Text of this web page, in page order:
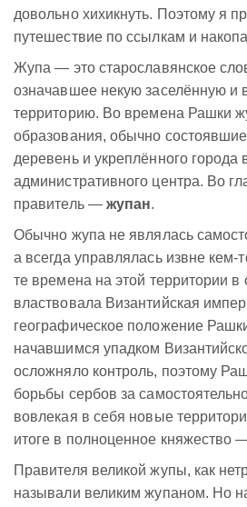
довольно хихикнуть. Поэтому я
путешествие по ссылкам и
Жупа — это старославянское
означавшее некую заселённую и
территорию. Во времена Рашки
образования, обычно состоявшие
деревень и укреплённого города
административного центра. Во
правитель — жупан.
Обычно жупа не являлась
а всегда управлялась извне кем-
те времена на этой территории в
властвовала Византийская
географическое положение
начавшимся упадком
осложняло контроль, поэтому
борьбы сербов за
вовлекая в себя новые
итоге в полноценное княжество
Правителя великой жупы, как
называли великим жупаном. Но